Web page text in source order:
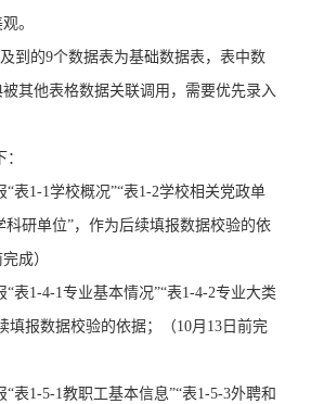
。
到的9个数据表为基础数据表，表中数
其他表格数据关联调用，需要优先录入
“表1-1学校概况”“表1-2学校相关党政单
科研单位”，作为后续填报数据校验的依
成）
“表1-4-1专业基本情况”“表1-4-2专业大类
填报数据校验的依据； （10月 13 日前完
“表1-5-1教职工基本信息”“表1-5-3外聘和